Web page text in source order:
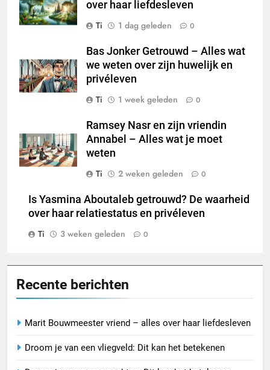
over haar liefdesleven
Ti
1 dag geleden 0
Bas Jonker Getrouwd – Alles wat
we weten over zijn huwelijk en
privéleven
Ti
1 week geleden 0
Ramsey Nasr en zijn vriendin
Annabel – Alles wat je moet
weten
Ti
2 weken geleden 0
Is Yasmina Aboutaleb getrouwd? De waarheid
over haar relatiestatus en privéleven
Ti
3 weken geleden 0
Recente berichten
Marit Bouwmeester vriend – alles over haar liefdesleven
Droom je van een vliegveld: Dit kan het betekenen